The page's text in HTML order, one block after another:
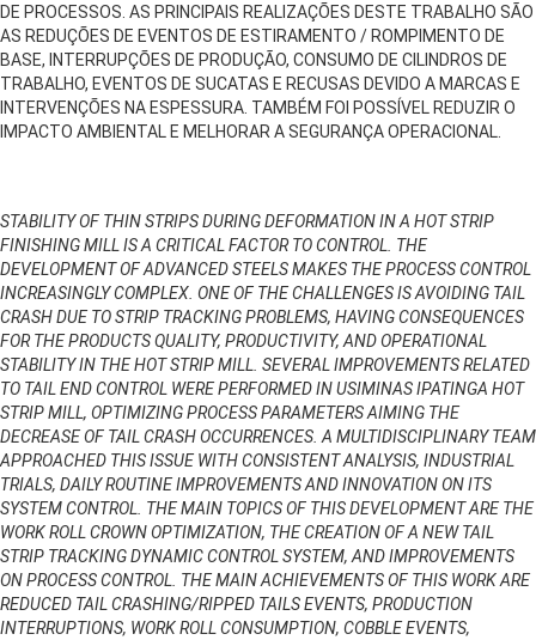
DE PROCESSOS. AS PRINCIPAIS REALIZAÇÕES DESTE TRABALHO SÃO
AS REDUÇÕES DE EVENTOS DE ESTIRAMENTO / ROMPIMENTO DE
BASE, INTERRUPÇÕES DE PRODUÇÃO, CONSUMO DE CILINDROS DE
TRABALHO, EVENTOS DE SUCATAS E RECUSAS DEVIDO A MARCAS E
INTERVENÇÕES NA ESPESSURA. TAMBÉM FOI POSSÍVEL REDUZIR O
IMPACTO AMBIENTAL E MELHORAR A SEGURANÇA OPERACIONAL.
STABILITY OF THIN STRIPS DURING DEFORMATION IN A HOT STRIP
FINISHING MILL IS A CRITICAL FACTOR TO CONTROL. THE
DEVELOPMENT OF ADVANCED STEELS MAKES THE PROCESS CONTROL
INCREASINGLY COMPLEX. ONE OF THE CHALLENGES IS AVOIDING TAIL
CRASH DUE TO STRIP TRACKING PROBLEMS, HAVING CONSEQUENCES
FOR THE PRODUCTS QUALITY, PRODUCTIVITY, AND OPERATIONAL
STABILITY IN THE HOT STRIP MILL. SEVERAL IMPROVEMENTS RELATED
TO TAIL END CONTROL WERE PERFORMED IN USIMINAS IPATINGA HOT
STRIP MILL, OPTIMIZING PROCESS PARAMETERS AIMING THE
DECREASE OF TAIL CRASH OCCURRENCES. A MULTIDISCIPLINARY TEAM
APPROACHED THIS ISSUE WITH CONSISTENT ANALYSIS, INDUSTRIAL
TRIALS, DAILY ROUTINE IMPROVEMENTS AND INNOVATION ON ITS
SYSTEM CONTROL. THE MAIN TOPICS OF THIS DEVELOPMENT ARE THE
WORK ROLL CROWN OPTIMIZATION, THE CREATION OF A NEW TAIL
STRIP TRACKING DYNAMIC CONTROL SYSTEM, AND IMPROVEMENTS
ON PROCESS CONTROL. THE MAIN ACHIEVEMENTS OF THIS WORK ARE
REDUCED TAIL CRASHING/RIPPED TAILS EVENTS, PRODUCTION
INTERRUPTIONS, WORK ROLL CONSUMPTION, COBBLE EVENTS,